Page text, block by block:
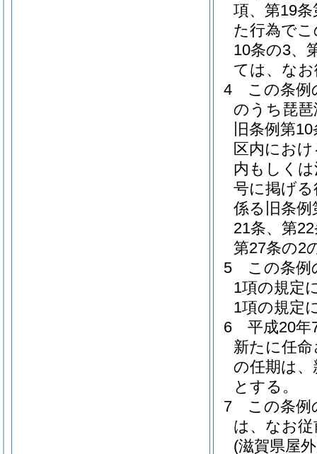
項、第19
た行為で
10条の3、
ては、な
4
この条例
のうち琵
旧条例第
区内にお
内もしく
号に掲げ
係る旧条例
21条、第
第27条の2
5
この条例
1項の規定
1項の規定
6
平成20年
新たに任
の任期は
とする。
7
この条
は、なお
(滋賀県屋